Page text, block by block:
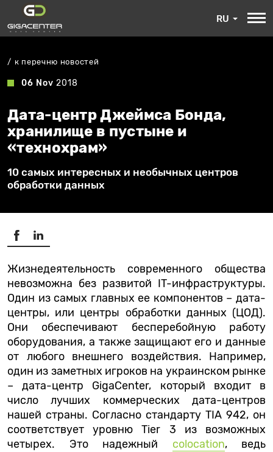
RU
к перечню новостей
06 Nov 2018
Дата-центр Джеймса Бонда,
хранилище в пустыне и
«технохрам»
10 самых интересных и необычных центров
обработки данных
Жизнедеятельность современного общества
невозможна без развитой IT-инфраструктуры.
Один из самых главных ее компонентов – дата-
центры, или центры обработки данных (ЦОД).
Они обеспечивают бесперебойную работу
оборудования, а также защищают его и данные
от любого внешнего воздействия. Например,
один из заметных игроков на украинском рынке
– дата-центр GigaCenter, который входит в
число лучших коммерческих дата-центров
нашей страны. Согласно стандарту TIA 942, он
соответствует уровню Tier 3 из возможных
четырех. Это надежный colocation, ведь